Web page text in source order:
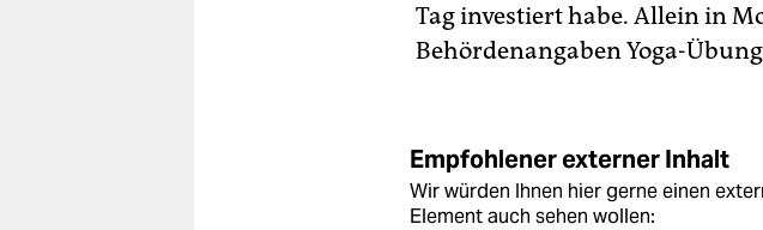
Tag investiert habe. Allein in
Behördenangaben Yoga-
Empfohlener externer Inhalt
Wir würden Ihnen hier gerne einen
Element auch sehen wollen: